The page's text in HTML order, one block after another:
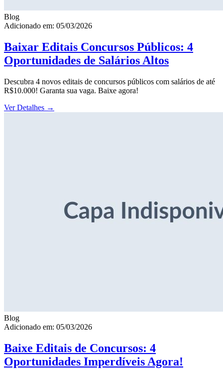
Blog
Adicionado em: 05/03/2026
Baixar Editais Concursos Públicos: 4
Oportunidades de Salários Altos
Descubra 4 novos editais de concursos públicos com salários de até
R$10.000! Garanta sua vaga. Baixe agora!
Ver Detalhes →
Blog
Adicionado em: 05/03/2026
Baixe Editais de Concursos: 4
Oportunidades Imperdíveis Agora!